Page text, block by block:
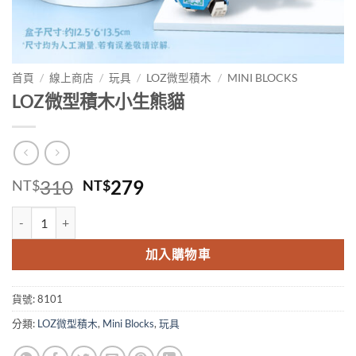
首頁 / 線上商店 / 玩具 / LOZ微型積木 / MINI BLOCKS
LOZ微型積木小生熊貓
NT$310 原
格：
NT$310。
NT$279目
格：
NT$279。
加入購物車
貨號:8101
分類: LOZ微型積木, Mini Blocks,玩具